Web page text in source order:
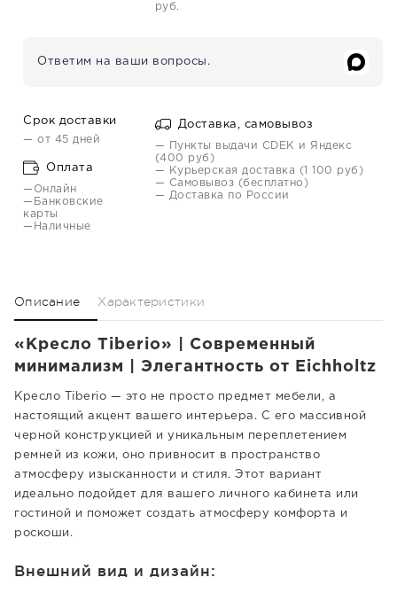
руб.
Ответим на ваши вопросы.
Срок доставки
— от 45 дней
Оплата
—Онлайн
—Банковские
карты
—Наличные
Доставка, самовывоз
— Пункты выдачи CDEK и Яндекс
(400 руб)
— Курьерская доставка (1 100 руб)
— Самовывоз (бесплатно)
— Доставка по России
Описание Характеристики
«Кресло Tiberio» | Современный
минимализм | Элегантность от Eichholtz
Кресло Tiberio — это не просто предмет мебели, а
настоящий акцент вашего интерьера. С его массивной
черной конструкцией и уникальным переплетением
ремней из кожи, оно привносит в пространство
атмосферу изысканности и стиля. Этот вариант
идеально подойдет для вашего личного кабинета или
гостиной и поможет создать атмосферу комфорта и
роскоши.
Внешний вид и дизайн: